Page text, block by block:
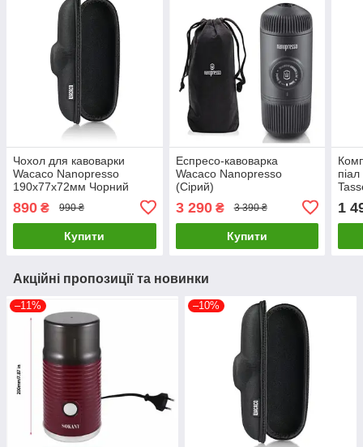
Чохол для кавоварки
Wacaco Nanopresso
190х77х72мм Чорний
890 ₴ 990 ₴
Купити
Еспресо-кавоварка
Wacaco Nanopresso
(Сірий)
3 290₴ 3 390 ₴
Купити
1
Акційні пропозиції та новинки
–11% –10%